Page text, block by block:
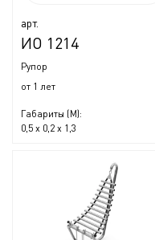
арт.
ИО 1214
Рупор
от 1 лет
Габариты (М):
0,5 x 0,2 x 1,3